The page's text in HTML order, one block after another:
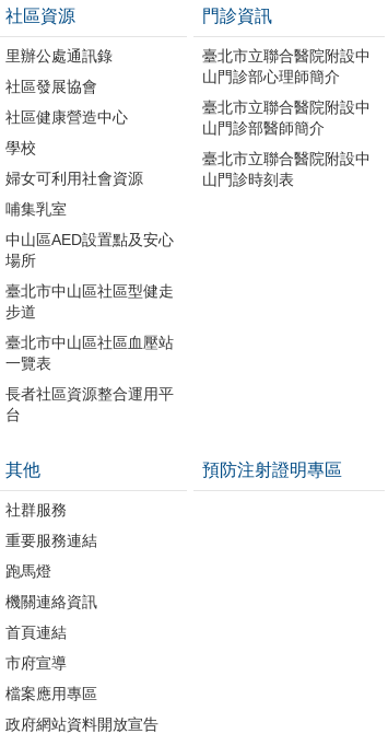
社區資源
里辦公處通訊錄
社區發展協會
社區健康營造中心
學校
婦女可利用社會資源
哺集乳室
中山區AED設置點及安心
場所
臺北市中山區社區型健走
步道
臺北市中山區社區血壓站
一覽表
長者社區資源整合運用平
台
門診資訊
臺北市立聯合醫院附設中
山門診部心理師簡介
臺北市立聯合醫院附設中
山門診部醫師簡介
臺北市立聯合醫院附設中
山門診時刻表
其他
社群服務
重要服務連結
跑馬燈
機關連絡資訊
首頁連結
市府宣導
檔案應用專區
政府網站資料開放宣告
預防注射證明專區